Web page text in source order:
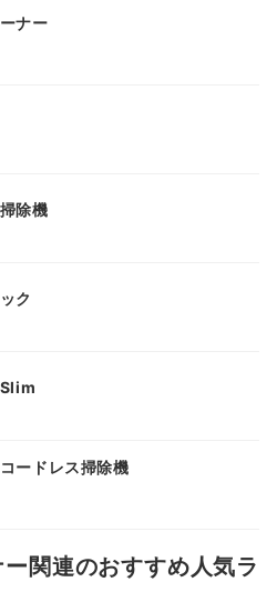
ナー
除機
ク
ードレス掃除機
関連のおすすめ人気ラ